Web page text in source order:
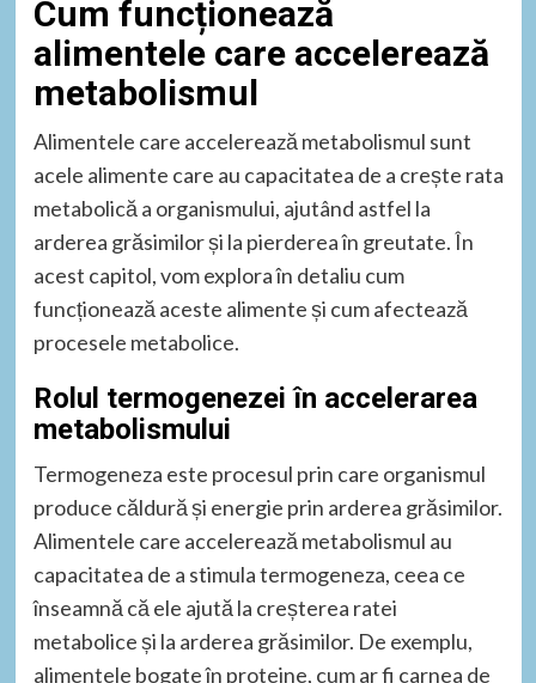
Cum funcționează
alimentele care accelerează
metabolismul
Alimentele care accelerează metabolismul sunt
acele alimente care au capacitatea de a crește rata
metabolică a organismului, ajutând astfel la
arderea grăsimilor și la pierderea în greutate. În
acest capitol, vom explora în detaliu cum
funcționează aceste alimente și cum afectează
procesele metabolice.
Rolul termogenezei în accelerarea
metabolismului
Termogeneza este procesul prin care organismul
produce căldură și energie prin arderea grăsimilor.
Alimentele care accelerează metabolismul au
capacitatea de a stimula termogeneza, ceea ce
înseamnă că ele ajută la creșterea ratei
metabolice și la arderea grăsimilor. De exemplu,
alimentele bogate în proteine, cum ar fi carnea de